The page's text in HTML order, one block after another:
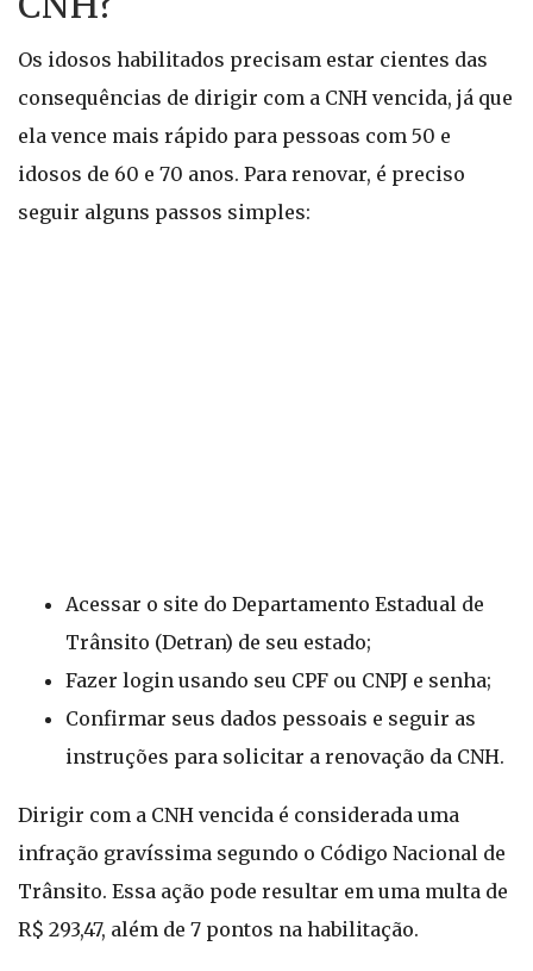
Os idosos habilitados precisam estar cientes das
consequências de dirigir com a CNH vencida, já que
ela vence mais rápido para pessoas com 50 e
idosos de 60 e 70 anos. Para renovar, é preciso
seguir alguns passos simples:
Acessar o site do Departamento Estadual de
Trânsito (Detran) de seu estado;
Fazer login usando seu CPF ou CNPJ e senha;
Confirmar seus dados pessoais e seguir as
instruções para solicitar a renovação da CNH.
Dirigir com a CNH vencida é considerada uma
infração gravíssima segundo o Código Nacional de
Trânsito. Essa ação pode resultar em uma multa de
R$ 293,47, além de 7 pontos na habilitação.